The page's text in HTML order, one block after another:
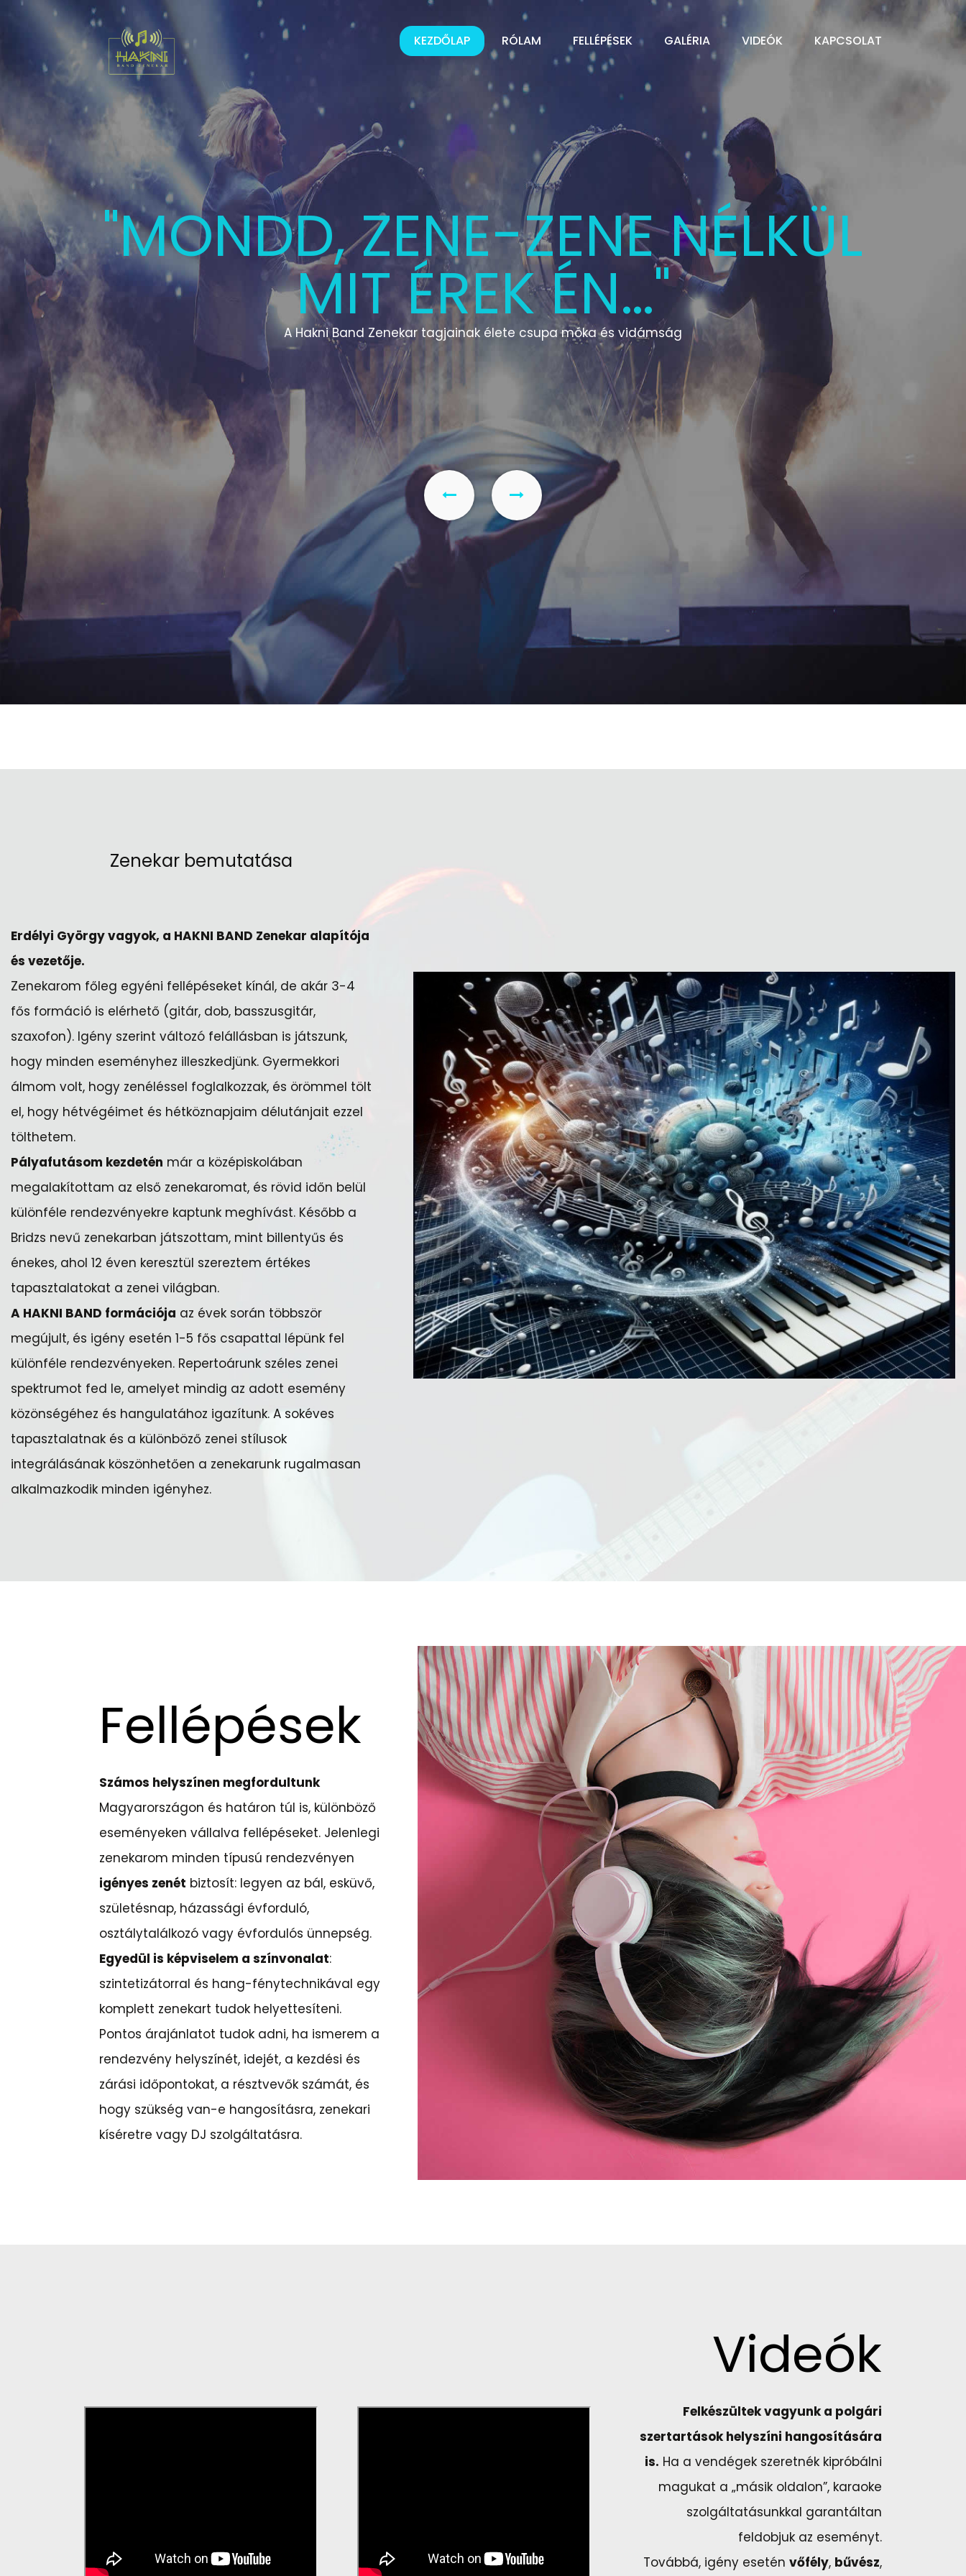
KEZDŐLAP RÓLAM FELLÉPÉSEK GALÉRIA VIDEÓK KAPCSOLAT
SZÉLESKÖRŰ SZOLGÁLTATÁS
ESKÜVŐK, BÁLOK...
Az ország bármely részén vállalok fellépést
, legyen szó esküvőről, báli eseményről, családi rendezvényről, falunapról vagy
céges összejövetelről. Mindenhol szívesen szolgáltatok zenét, ahol igény mutatkozik a szórakoztatásra.
A hangulat
megteremtése számomra kiemelten fontos, ezért mindig figyelembe veszem a közönség korosztályát és zenei ízlését.
Folyamatos kapcsolatban állok a közönséggel, hogy fenntartsam a jó hangulatot.
Pontos megjelenésre és professzionális
technikai felszereltségre
törekszem minden fellépésen, beleértve a hangulatos fénytechnikát is, hogy emlékezetessé tegyem
az eseményt.
Zenekar bemutatása
Erdélyi György vagyok, a HAKNI BAND Zenekar alapítója
és vezetője.
Zenekarom főleg egyéni fellépéseket kínál, de akár 3-4
fős formáció is elérhető (gitár, dob, basszusgitár,
szaxofon). Igény szerint változó felállásban is játszunk,
hogy minden eseményhez illeszkedjünk. Gyermekkori
álmom volt, hogy zenéléssel foglalkozzak, és örömmel tölt
el, hogy hétvégéimet és hétköznapjaim délutánjait ezzel
tölthetem.
Pályafutásom kezdetén már a középiskolában
megalakítottam az első zenekaromat, és rövid időn belül
különféle rendezvényekre kaptunk meghívást. Később a
Bridzs nevű zenekarban játszottam, mint billentyűs és
énekes, ahol 12 éven keresztül szereztem értékes
tapasztalatokat a zenei világban.
A HAKNI BAND formációja az évek során többször
megújult, és igény esetén 1-5 fős csapattal lépünk fel
különféle rendezvényeken. Repertoárunk széles zenei
spektrumot fed le, amelyet mindig az adott esemény
közönségéhez és hangulatához igazítunk. A sokéves
tapasztalatnak és a különböző zenei stílusok
integrálásának köszönhetően a zenekarunk rugalmasan
alkalmazkodik minden igényhez.
Fellépések
Számos helyszínen megfordultunk
Magyarországon és határon túl is, különböző
eseményeken vállalva fellépéseket. Jelenlegi
zenekarom minden típusú rendezvényen
igényes zenét biztosít: legyen az bál, esküvő,
születésnap, házassági évforduló,
osztálytalálkozó vagy évfordulós ünnepség.
Egyedül is képviselem a színvonalat:
szintetizátorral és hang-fénytechnikával egy
komplett zenekart tudok helyettesíteni.
Pontos árajánlatot tudok adni, ha ismerem a
rendezvény helyszínét, idejét, a kezdési és
zárási időpontokat, a résztvevők számát, és
hogy szükség van-e hangosításra, zenekari
kíséretre vagy DJ szolgáltatásra.
Videók
Felkészültek vagyunk a polgári
szertartások helyszíni hangosítására
is. Ha a vendégek szeretnék kipróbálni
magukat a „másik oldalon”, karaoke
szolgáltatásunkkal garantáltan
feldobjuk az eseményt.
Továbbá, igény esetén vőfély, bűvész,